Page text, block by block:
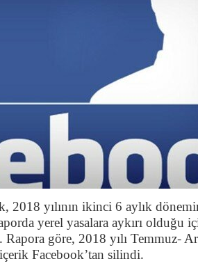
2018 yılının ikinci 6 aylık
yerel yasalara aykırı olduğu
Rapora göre, 2018 yılı Temmuz-
Facebook’tan silindi.